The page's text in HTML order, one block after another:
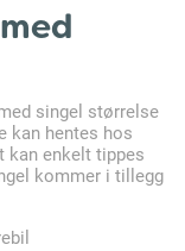
singel størrelse
kan hentes hos
kan enkelt tippes
kommer i tillegg